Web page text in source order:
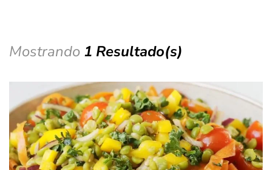
Mostrando 1 Resultado(s)